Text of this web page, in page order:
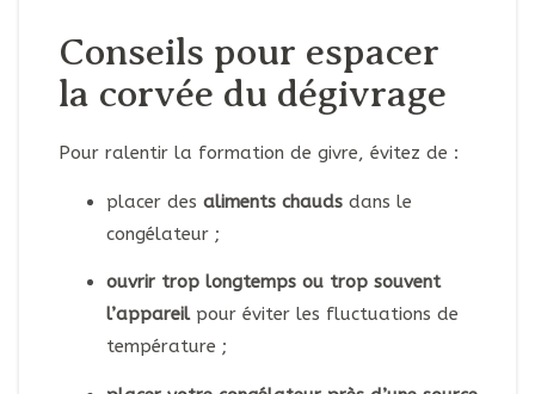
Conseils pour espacer
la corvée du dégivrage
Pour ralentir la formation de givre, évitez de :
placer des aliments chaudsdans le
congélateur ;
ouvrir trop longtemps ou trop souvent
l’appareilpour éviter les fluctuations de
température ;